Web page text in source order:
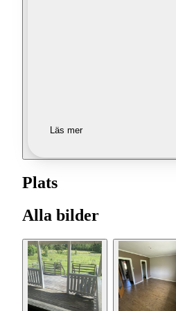
Läs mer
Plats
Alla bilder